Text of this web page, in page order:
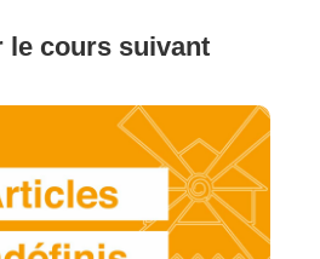
le cours suivant